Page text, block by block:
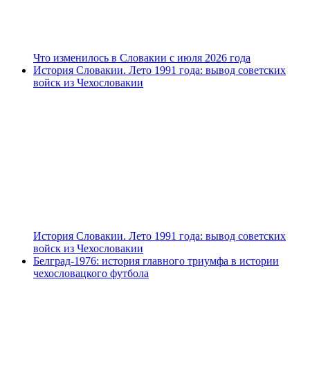
Что изменилось в Словакии с июля 2026 года
История Словакии. Лето 1991 года: вывод советских
войск из Чехословакии
История Словакии. Лето 1991 года: вывод советских
войск из Чехословакии
Белград-1976: история главного триумфа в истории
чехословацкого футбола